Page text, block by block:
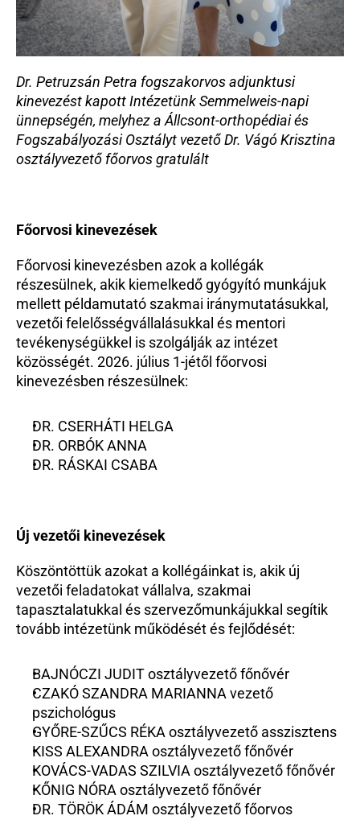
Dr. Petruzsán Petra fogszakorvos adjunktusi
kinevezést kapott Intézetünk Semmelweis-napi
ünnepségén, melyhez a Állcsont-orthopédiai és
Fogszabályozási Osztályt vezető Dr. Vágó Krisztina
osztályvezető főorvos gratulált
Főorvosi kinevezések
Főorvosi kinevezésben azok a kollégák
részesülnek, akik kiemelkedő gyógyító munkájuk
mellett példamutató szakmai iránymutatásukkal,
vezetői felelősségvállalásukkal és mentori
tevékenységükkel is szolgálják az intézet
közösségét. 2026. július 1-jétől főorvosi
kinevezésben részesülnek:
DR. CSERHÁTI HELGA
DR. ORBÓK ANNA
DR. RÁSKAI CSABA
Új vezetői kinevezések
Köszöntöttük azokat a kollégáinkat is, akik új
vezetői feladatokat vállalva, szakmai
tapasztalatukkal és szervezőmunkájukkal segítik
tovább intézetünk működését és fejlődését:
BAJNÓCZI JUDIT osztályvezető főnővér
CZAKÓ SZANDRA MARIANNA vezető
pszichológus
GYŐRE-SZŰCS RÉKA osztályvezető asszisztens
KISS ALEXANDRA osztályvezető főnővér
KOVÁCS-VADAS SZILVIA osztályvezető főnővér
KŐNIG NÓRA osztályvezető főnővér
DR. TÖRÖK ÁDÁM osztályvezető főorvos